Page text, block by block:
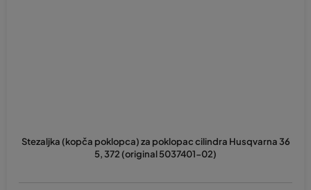
Stezaljka (kopča poklopca) za poklopac cilindra Husqvarna 36
5, 372 (original 5037401-02)